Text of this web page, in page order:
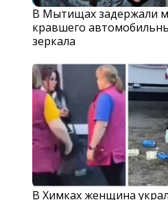
В Мытищах задержали
кравшего
зеркала
В Химках женщина